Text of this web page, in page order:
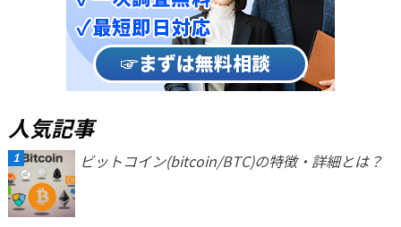
人気記事
ビットコイン(bitcoin/BTC)の特徴・詳細とは？